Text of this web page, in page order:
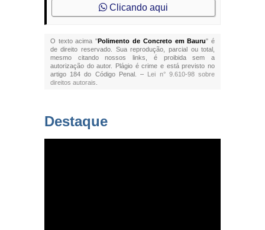
Clicando aqui
O texto acima "Polimento de Concreto em Bauru" é
de direito reservado. Sua reprodução, parcial ou total,
mesmo citando nossos links, é proibida sem a
autorização do autor. Plágio é crime e está previsto no
artigo 184 do Código Penal. – Lei n° 9.610-98 sobre
direitos autorais
Destaque